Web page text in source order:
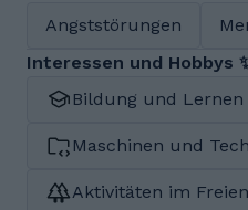
Angststörungen
Interessen und Hobbys
Bildung und Lernen
Maschinen und
Aktivitäten im Freien